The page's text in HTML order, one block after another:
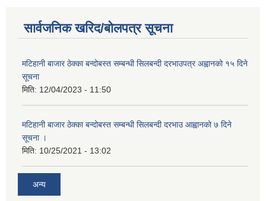
सार्वजनिक खरिद/बोलपत्र सूचना
मटिहानी बाजार ठेक्का बन्दोबस्त सम्बन्धी सिलबन्दी दरभाउपत्र अह्वानको १५ दिने
सूचना
मिति: 12/04/2023 - 11:50
मटिहानी बाजार ठेक्का बन्दोबस्त सम्बन्धी सिलबन्दी दरभाउ आह्वानको ७ दिने
सूचना ।
मिति: 10/25/2021 - 13:02
अन्य